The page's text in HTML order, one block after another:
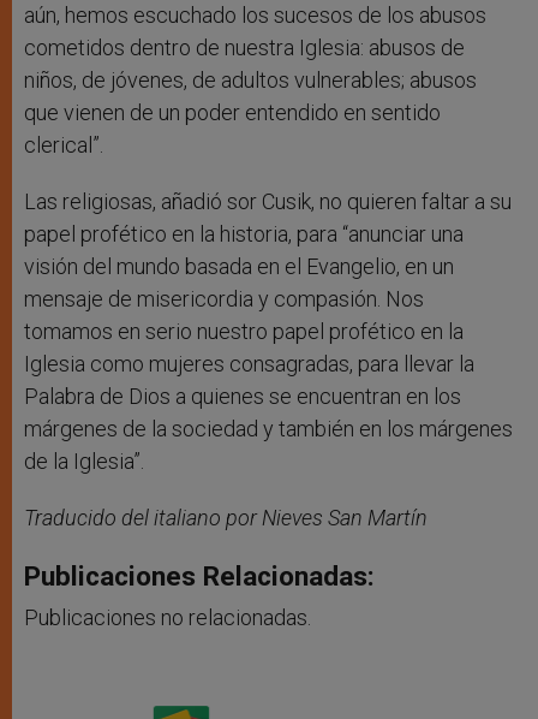
aún, hemos escuchado los sucesos de los abusos
cometidos dentro de nuestra Iglesia: abusos de
niños, de jóvenes, de adultos vulnerables; abusos
que vienen de un poder entendido en sentido
clerical”.
Las religiosas, añadió sor Cusik, no quieren faltar a su
papel profético en la historia, para “anunciar una
visión del mundo basada en el Evangelio, en un
mensaje de misericordia y compasión. Nos
tomamos en serio nuestro papel profético en la
Iglesia como mujeres consagradas, para llevar la
Palabra de Dios a quienes se encuentran en los
márgenes de la sociedad y también en los márgenes
de la Iglesia”.
Traducido del italiano por Nieves San Martín
Publicaciones Relacionadas:
Publicaciones no relacionadas.